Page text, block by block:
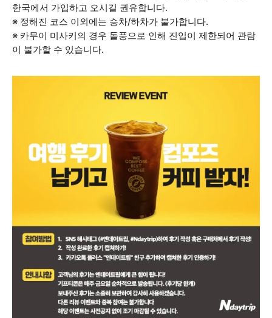
한국에서 가입하고 오시길 권유합니다.
※ 정해진 코스 이외에는 승차/하차가 불가합니다.
※ 카무이 미사키의 경우 돌풍으로 인해 진입이 제한되어 관람
이 불가할 수 있습니다.